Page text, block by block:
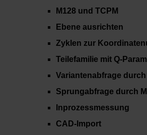
M128 und TCPM
Ebene ausrichten
Zyklen zur
Teilefamilie mit Q-
Variantenabfrage
Sprungabfrage durch
Inprozessmessung
CAD-Import